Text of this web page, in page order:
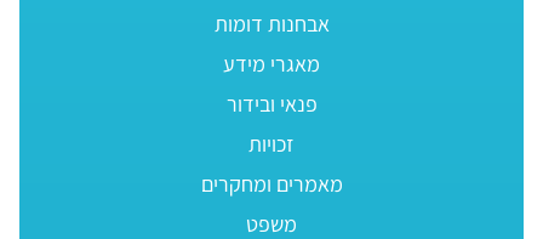
אבחנות דומות
מאגרי מידע
פנאי ובידור
זכויות
מאמרים ומחקרים
משפט